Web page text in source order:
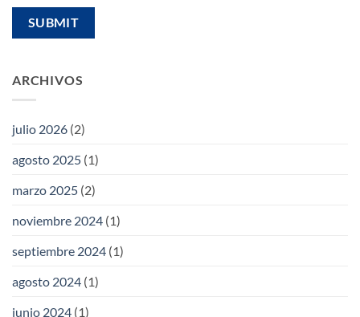
ARCHIVOS
julio 2026 (2)
agosto 2025 (1)
marzo 2025 (2)
noviembre 2024 (1)
septiembre 2024 (1)
agosto 2024 (1)
junio 2024 (1)